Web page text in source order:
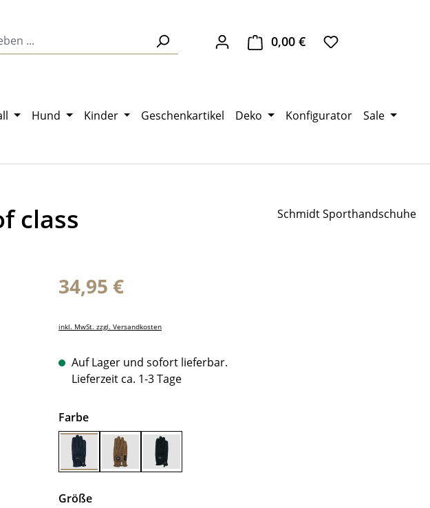
0,00 €Warenkorb enthält 0
Hund Kinder Geschenkartikel Deko Konfigurator Sale
class Schmidt Sporthandschuhe
Regulärer Preis:
34,95 €
inkl. MwSt. zzgl. Versandkosten
Auf Lager und sofort lieferbar.
Lieferzeit ca. 1-3 Tage
Farbeauswählen
Marine CaramelSchwarz
Größeauswählen